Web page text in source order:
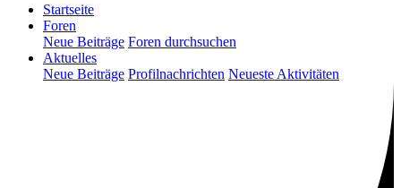
Startseite
Foren
Neue Beiträge Foren durchsuchen
Aktuelles
Neue Beiträge Profilnachrichten Neueste Aktivitäten